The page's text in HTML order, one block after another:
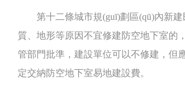
第十二條城市規(guī)劃區(qū)內新建
質、地形等原因不宜修建防空地下室
管部門批準，建設單位可以不修建，但
定交納防空地下室易地建設費。